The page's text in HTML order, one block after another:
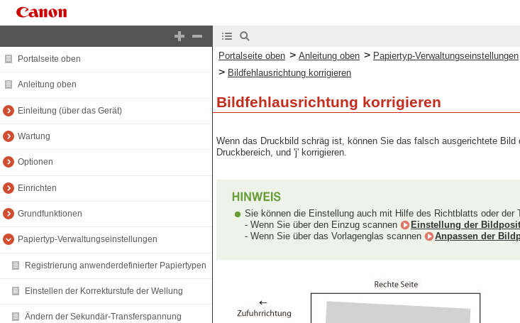
Portalseite oben
Anleitung oben
Einleitung (über das Gerät)
Wartung
Optionen
Einrichten
Grundfunktionen
Papiertyp-Verwaltungseinstellungen
Registrierung anwenderdefinierter Papiertypen
Einstellen der Korrekturstufe der Wellung
Ändern der Sekundär-Transferspannung
Portalseite oben > Anleitung oben > Papiertyp-Verwaltungseinstellungen
> Bildfehlausrichtung korrigieren
Bildfehlausrichtung korrigieren
Wenn das Druckbild schräg ist, können Sie das falsch ausgerichtete
Druckbereich, und 'j' korrigieren.
Sie können die Einstellung auch mit Hilfe des Richtblatts oder der
- Wenn Sie über den Einzug scannen
Einstellung der
- Wenn Sie über das Vorlagenglas scannen
Anpassen der